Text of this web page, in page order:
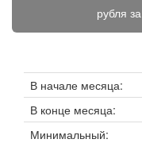
рубля за
В начале месяца:
В конце месяца:
Минимальный: